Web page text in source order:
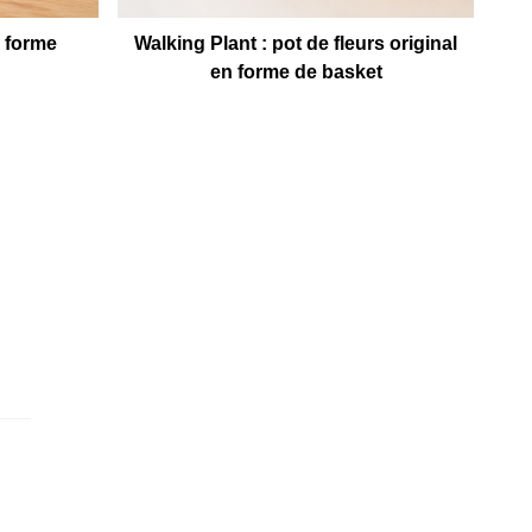
forme
Walking Plant : pot de fleurs original
en forme de basket